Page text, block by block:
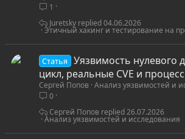
1
Этичный хакинг и тестирование на
04.06.2026
Juretsky
Статья
Уязвимость нулевого
цикл, реальные CVE и
Сергей Попов Анализ уязвимостей и
0
Анализ уязвимостей и исследования
26.07.2026
Сергей Попов